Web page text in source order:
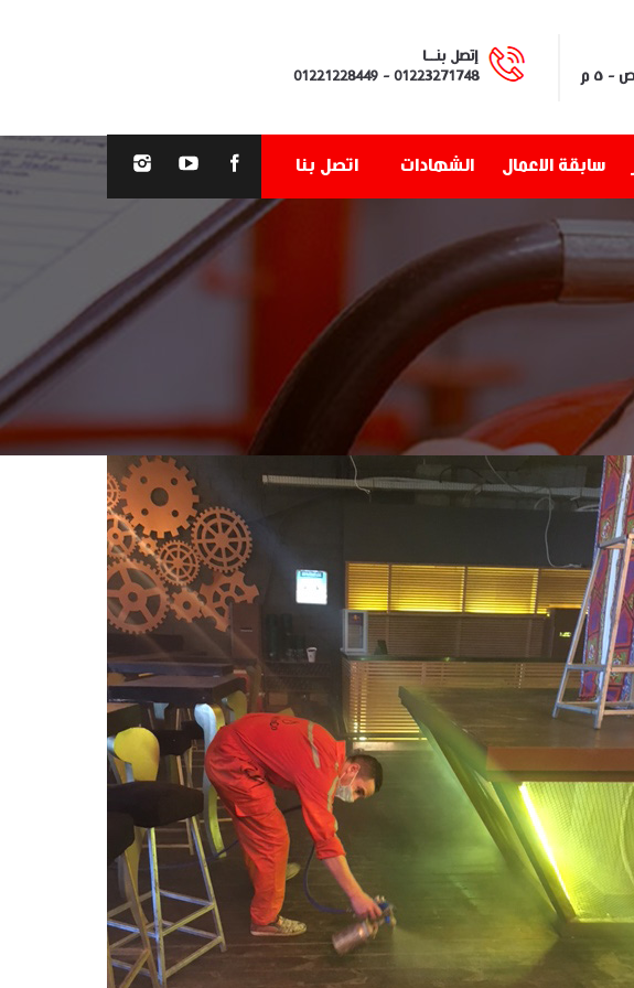
إتصل بنــا
01223271748
-
01221228449
سابقة الاعمال الشهادات اتصل بنا
You are here: